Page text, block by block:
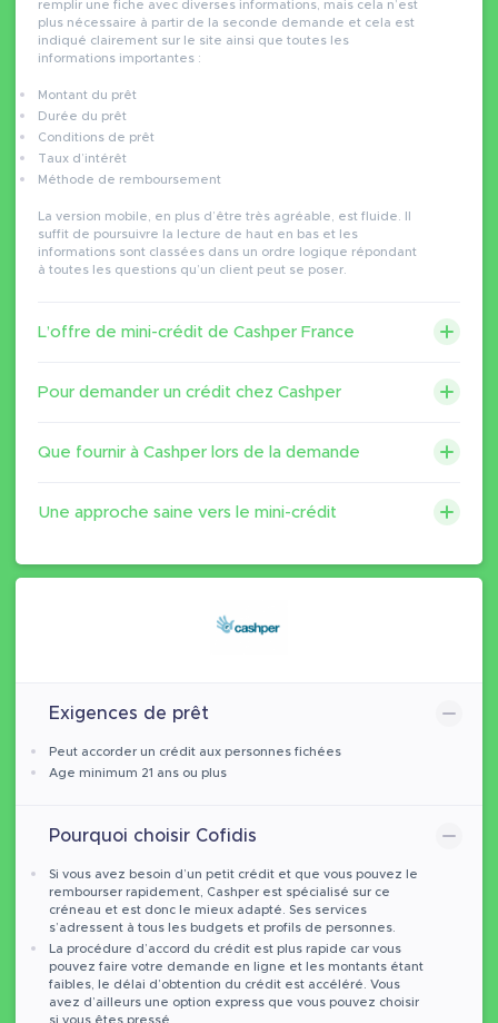
remplir une fiche avec diverses informations, mais cela n’est
plus nécessaire à partir de la seconde demande et cela est
indiqué clairement sur le site ainsi que toutes les
informations importantes :
Montant du prêt
Durée du prêt
Conditions de prêt
Taux d’intérêt
Méthode de remboursement
La version mobile, en plus d’être très agréable, est fluide. Il
suffit de poursuivre la lecture de haut en bas et les
informations sont classées dans un ordre logique répondant
à toutes les questions qu’un client peut se poser.
L’offre de mini-crédit de Cashper France
Pour demander un crédit chez Cashper
Que fournir à Cashper lors de la demande
Une approche saine vers le mini-crédit
Exigences de prêt
Peut accorder un crédit aux personnes fichées
Age minimum 21 ans ou plus
Pourquoi choisir Cofidis
Si vous avez besoin d’un petit crédit et que vous pouvez le
rembourser rapidement, Cashper est spécialisé sur ce
créneau et est donc le mieux adapté. Ses services
s’adressent à tous les budgets et profils de personnes.
La procédure d’accord du crédit est plus rapide car vous
pouvez faire votre demande en ligne et les montants étant
faibles, le délai d’obtention du crédit est accéléré. Vous
avez d’ailleurs une option express que vous pouvez choisir
si vous êtes pressé.